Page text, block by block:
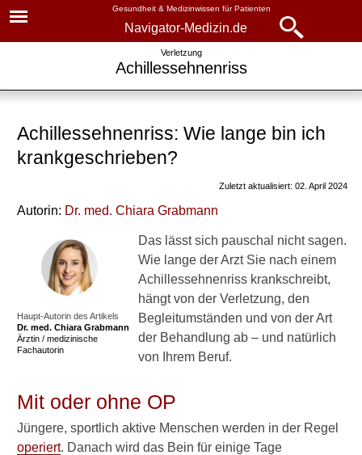
Gesundheit & Medizinwissen für Patienten
Navigator-Medizin.de
Verletzung
Achillessehnenriss
Achillessehnenriss: Wie lange bin ich
krankgeschrieben?
Zuletzt aktualisiert: 02. April 2024
Autorin: Dr. med. Chiara Grabmann
Haupt-Autorin des Artikels
Dr. med. Chiara Grabmann
Ärztin / medizinische
Fachautorin
Das lässt sich pauschal nicht sagen.
Wie lange der Arzt Sie nach einem
Achillessehnenriss krankschreibt,
hängt von der Verletzung, den
Begleitumständen und von der Art
der Behandlung ab – und natürlich
von Ihrem Beruf.
Mit oder ohne OP
Jüngere, sportlich aktive Menschen werden in der Regel
operiert. Danach wird das Bein für einige Tage
► News
► Krankheiten
► Therapieverfahren
► Medikamente
► Gesundheitsthemen
▾
Achillessehnenriss
Ursachen
Symptome
Deutung der Schmerzen
Behandlung
Konservative Behandlung
Dauer der Schiene